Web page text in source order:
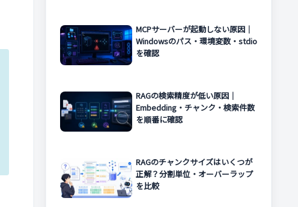
MCPサーバーが起動しない原因｜
Windowsのパス・環境変数・stdio
を確認
RAGの検索精度が低い原因｜
Embedding・チャンク・検索件数
を順番に確認
RAGのチャンクサイズはいくつが
正解？分割単位・オーバーラップ
を比較